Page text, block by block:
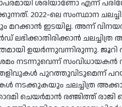
ശരിയാണോ എന്ന്
2022-ലെ സംസ്ഥാന
മറക്കാന്‍ ഇടയില്ല. അന്ന്
ലഭിക്കാതിരിക്കാന്‍
ഉയര്‍ന്നുവന്നിരുന്നു. ജൂറി
നടന്നുവെന്ന്
പുറത്തുവിടുമെന്ന്
നടക്കുകയും ചലച്ചിത്ര
ചെയര്‍മാന്‍ രഞ്ജിത്ത് രാജി